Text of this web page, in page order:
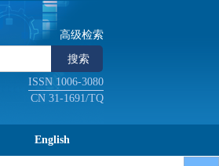
高级检索
ISSN 1006-3080
CN 31-1691/TQ
English